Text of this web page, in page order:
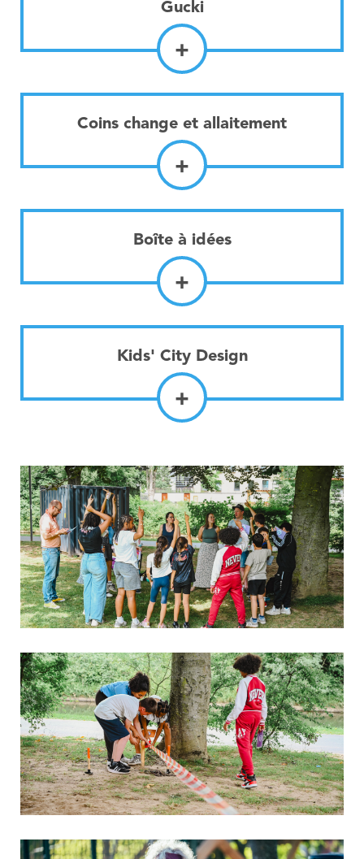
Gucki
+
Coins change et allaitement
+
Boîte à idées
+
Kids' City Design
+